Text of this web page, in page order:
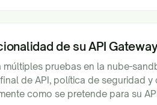
de su API
múltiples pruebas en la nube-
de API, política de seguridad y
como se pretende para su